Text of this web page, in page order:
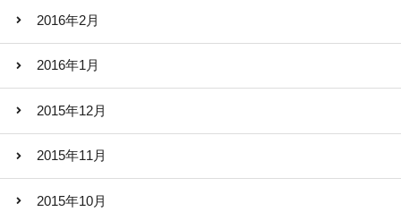
2016年2月
2016年1月
2015年12月
2015年11月
2015年10月